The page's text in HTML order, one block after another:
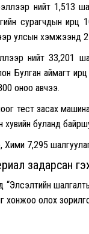
нийт 1,513
сурагчдын ирц
улсын хэмжээнд
нийт 33,201
Булган аймагт ирц
оноо авчээ.
тест засах
хувийн буланд
Хими 7,295
задарсан
“Элсэлтийн
хонжоо олох